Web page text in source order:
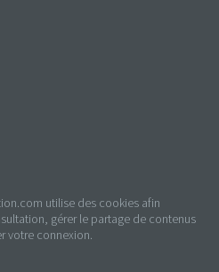
utilise des cookies afin
gérer le partage de contenus
votre connexion.